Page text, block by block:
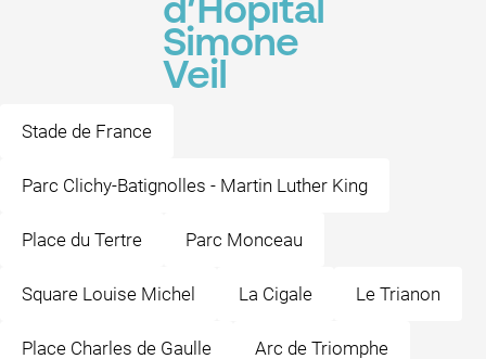
d’Hôpital
Simone
Veil
Stade de France
Parc Clichy-Batignolles - Martin Luther King
Place du Tertre Parc Monceau
Square Louise Michel La Cigale Le Trianon
Place Charles de Gaulle Arc de Triomphe